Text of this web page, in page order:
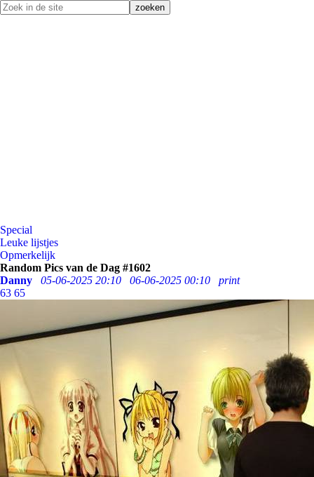
Special
Leuke lijstjes
Opmerkelijk
Random Pics van de Dag #1602
Danny
05-06-2025 20:10 06-06-2025 00:10
print
63 65